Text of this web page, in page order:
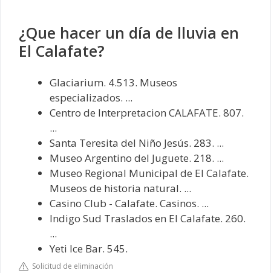
¿Que hacer un día de lluvia en
El Calafate?
Glaciarium. 4.513. Museos
especializados. ...
Centro de Interpretacion CALAFATE. 807.
...
Santa Teresita del Niño Jesús. 283. ...
Museo Argentino del Juguete. 218. ...
Museo Regional Municipal de El Calafate.
Museos de historia natural. ...
Casino Club - Calafate. Casinos. ...
Indigo Sud Traslados en El Calafate. 260.
...
Yeti Ice Bar. 545.
Solicitud de eliminación